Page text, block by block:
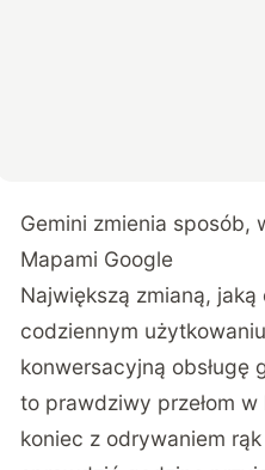
Gemini zmienia sposób,
Mapami Google
Największą zmianą,
codziennym
konwersacyjną obsługę
to prawdziwy przełom
koniec z odrywaniem